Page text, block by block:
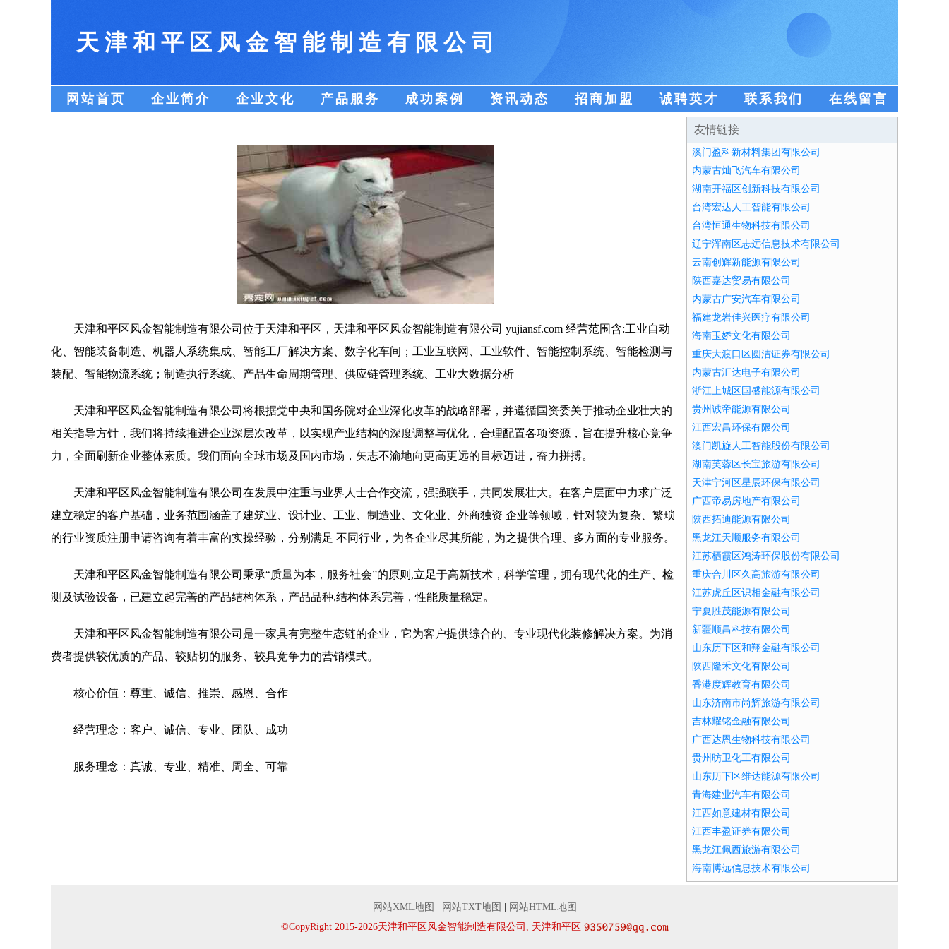
天津和平区风金智能制造有限公司
网站首页 企业简介 企业文化 产品服务 成功案例 资讯动态 招商加盟 诚聘英才 联系我们 在线留言
天津和平区风金智能制造有限公司位于天津和平区，天津和平区风金智能制造有限公司 yujiansf.com 经营范围含:工业自动
化、智能装备制造、机器人系统集成、智能工厂解决方案、数字化车间；工业互联网、工业软件、智能控制系统、智能检测与
装配、智能物流系统；制造执行系统、产品生命周期管理、供应链管理系统、工业大数据分析
天津和平区风金智能制造有限公司将根据党中央和国务院对企业深化改革的战略部署，并遵循国资委关于推动企业壮大的
相关指导方针，我们将持续推进企业深层次改革，以实现产业结构的深度调整与优化，合理配置各项资源，旨在提升核心竞争
力，全面刷新企业整体素质。我们面向全球市场及国内市场，矢志不渝地向更高更远的目标迈进，奋力拼搏。
天津和平区风金智能制造有限公司在发展中注重与业界人士合作交流，强强联手，共同发展壮大。在客户层面中力求广泛
建立稳定的客户基础，业务范围涵盖了建筑业、设计业、工业、制造业、文化业、外商独资 企业等领域，针对较为复杂、繁琐
的行业资质注册申请咨询有着丰富的实操经验，分别满足 不同行业，为各企业尽其所能，为之提供合理、多方面的专业服务。
天津和平区风金智能制造有限公司秉承“质量为本，服务社会”的原则,立足于高新技术，科学管理，拥有现代化的生产、检
测及试验设备，已建立起完善的产品结构体系，产品品种,结构体系完善，性能质量稳定。
天津和平区风金智能制造有限公司是一家具有完整生态链的企业，它为客户提供综合的、专业现代化装修解决方案。为消
费者提供较优质的产品、较贴切的服务、较具竞争力的营销模式。
核心价值：尊重、诚信、推崇、感恩、合作
经营理念：客户、诚信、专业、团队、成功
服务理念：真诚、专业、精准、周全、可靠
友情链接
澳门盈科新材料集团有限公司
内蒙古灿飞汽车有限公司
湖南开福区创新科技有限公司
台湾宏达人工智能有限公司
台湾恒通生物科技有限公司
辽宁浑南区志远信息技术有限公司
云南创辉新能源有限公司
陕西嘉达贸易有限公司
内蒙古广安汽车有限公司
福建龙岩佳兴医疗有限公司
海南玉娇文化有限公司
重庆大渡口区圆洁证券有限公司
内蒙古汇达电子有限公司
浙江上城区国盛能源有限公司
贵州诚帝能源有限公司
江西宏昌环保有限公司
澳门凯旋人工智能股份有限公司
湖南芙蓉区长宝旅游有限公司
天津宁河区星辰环保有限公司
广西帝易房地产有限公司
陕西拓迪能源有限公司
黑龙江天顺服务有限公司
江苏栖霞区鸿涛环保股份有限公司
重庆合川区久高旅游有限公司
江苏虎丘区识相金融有限公司
宁夏胜茂能源有限公司
新疆顺昌科技有限公司
山东历下区和翔金融有限公司
陕西隆禾文化有限公司
香港度辉教育有限公司
山东济南市尚辉旅游有限公司
吉林耀铭金融有限公司
广西达恩生物科技有限公司
贵州昉卫化工有限公司
山东历下区维达能源有限公司
青海建业汽车有限公司
江西如意建材有限公司
江西丰盈证券有限公司
黑龙江佩西旅游有限公司
海南博远信息技术有限公司
网站XML地图 网站TXT地图
网站HTML地图
©CopyRight 2015-2026天津和平区风金智能制造有限公司, 天津和平区